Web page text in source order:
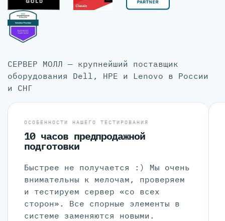
СЕРВЕР МОЛЛ — крупнейший поставщик
оборудования Dell, HPE и Lenovo в России
и СНГ
ОСОБЕННОСТИ НАШЕГО ТЕСТИРОВАНИЯ
10 часов предпродажной
подготовки
Быстрее не получается :) Мы очень
внимательны к мелочам, проверяем
и тестируем сервер «со всех
сторон». Все спорные элементы в
системе заменяются новыми.